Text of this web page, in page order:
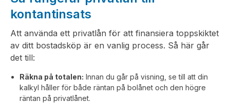
kontantinsats
Att använda ett privatlån för att finansiera toppskiktet
av ditt bostadsköp är en vanlig process. Så här går
det till:
Räkna på totalen: Innan du går på visning, se till att din
kalkyl håller för både räntan på bolånet och den högre
räntan på privatlånet.